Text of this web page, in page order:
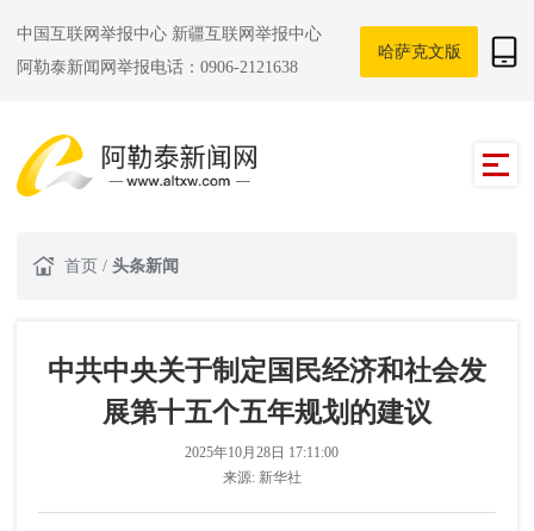
中国互联网举报中心 新疆互联网举报中心
阿勒泰新闻网举报电话：0906-2121638
哈萨克文版
首页 / 头条新闻
中共中央关于制定国民经济和社会发
展第十五个五年规划的建议
2025年10月28日 17:11:00
来源: 新华社